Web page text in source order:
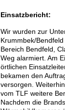
Einsatzbericht:
Wir wurden zur
Krummbek/
Bereich Bendfeld,
Weg alarmiert. Am
örtlichen
bekamen den
versorgen.
vom TLF weitere
Nachdem die